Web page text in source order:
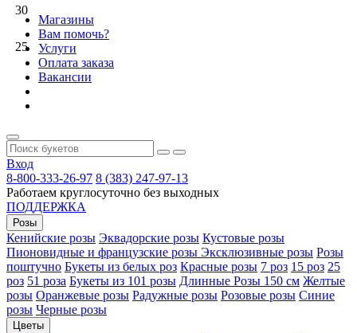
Магазины
Вам помочь?
Услуги
Оплата заказа
Вакансии
Вход
8-800-333-26-97 8 (383) 247-97-13
Работаем круглосуточно без выходных
ПОДДЕРЖКА
Розы
Кенийские розы Эквадорские розы Кустовые розы
Пионовидные и французские розы Эксклюзивные розы Розы
поштучно Букеты из белых роз Красные розы 7 роз 15 роз 25
роз 51 роза Букеты из 101 розы Длинные Розы 150 см Желтые
розы Оранжевые розы Радужные розы Розовые розы Синие
розы Черные розы
Цветы
30
25